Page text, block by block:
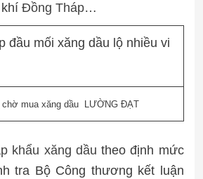
Đồng Tháp…
mua xăng dầu LƯỜNG ĐẠT
khẩu xăng dầu theo định mức
tra Bộ Công thương kết luận